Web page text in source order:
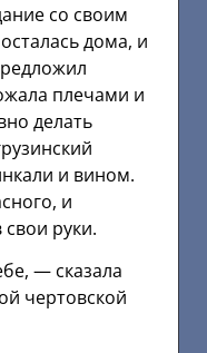
со своим
дома, и
плечами и
делать
и вином.
и
руки.
— сказала
чертовской